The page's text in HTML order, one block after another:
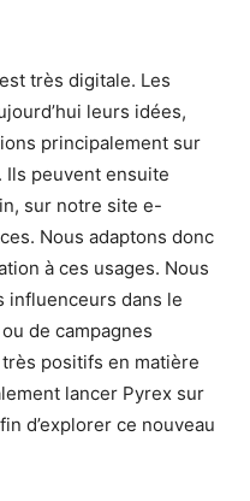
très digitale. Les
leurs idées,
principalement sur
Ils peuvent ensuite
sur notre site e-
Nous adaptons donc
à ces usages. Nous
influenceurs dans le
de campagnes
positifs en matière
lancer Pyrex sur
d’explorer ce nouveau